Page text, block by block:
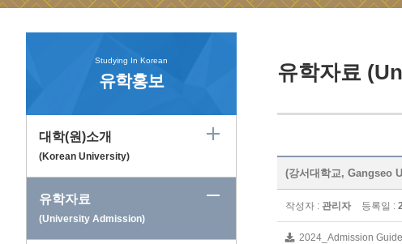
(Contact /
Studying In Korean
유학홍보
대학(원)소개
(Korean University)
유학자료
(University Admission)
유학자료
(강서대학교, Gangseo
작성자 : 관리자 등록일 :
2024_Admission